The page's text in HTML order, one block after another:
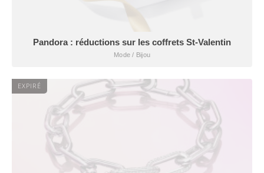
Pandora : réductions sur les coffrets St-Valentin
Mode / Bijou
EXPIRÉ